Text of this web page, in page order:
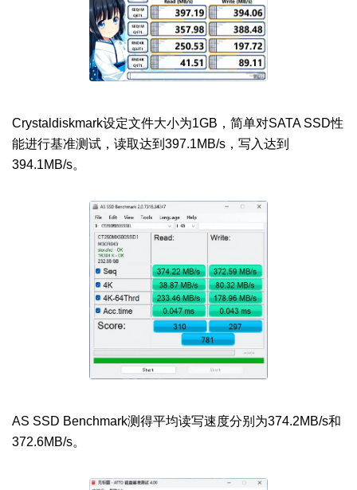
Crystaldiskmark设定文件大小为1GB，简单对SATA SSD性
能进行基准测试，读取达到397.1MB/s，写入达到
394.1MB/s。
AS SSD Benchmark测得平均读写速度分别为374.2MB/s和
372.6MB/s。